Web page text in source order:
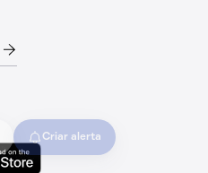
Criar alerta